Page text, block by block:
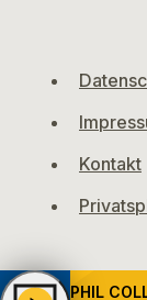
Kontakt
PHIL